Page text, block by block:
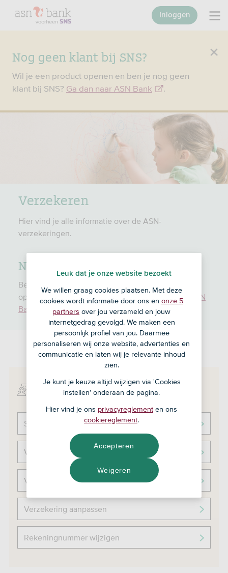
Nog geen klant bij SNS?
Wil je een product openen en ben je nog geen
klant bij SNS? Ga dan naar ASN Bank .
Inloggen
Verzekeren
Hier vind je alle informatie over de ASN-
verzekeringen.
Nog geen klant van SNS?
Ben je nog geen klant bij SNS en wil je een product
openen? Dat kan niet meer bij SNS. Ga dan naar
ASN
Bank
Meer informatie over:
Schade melden
Verzekering opzeggen
Voorwaarden
Verzekering aanpassen
Rekeningnummer wijzigen
Leuk dat je onze website bezoekt
We willen graag cookies plaatsen. Met deze
cookies wordt informatie door ons en onze 5
partners over jou verzameld en jouw
internetgedrag gevolgd. We maken een
persoonlijk profiel van jou. Daarmee
personaliseren wij onze website, advertenties en
communicatie en laten wij je relevante inhoud
zien.
Je kunt je keuze altijd wijzigen via 'Cookies
instellen' onderaan de pagina.
Hier vind je ons privacyreglement en ons
cookiereglement.
Weigeren
Accepteren